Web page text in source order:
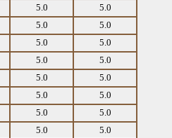
5.0
5.0
5.0
5.0
5.0
5.0
5.0
5.0
5.0
5.0
5.0
5.0
5.0
5.0
5.0
5.0